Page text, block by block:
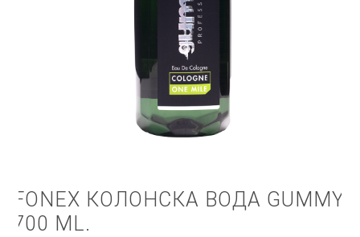
НАШИ БРЕНДОВИ ЗА КОЗМЕТИКА И ФРИЗЕРАЈ
ПОЛИТИКА И УСЛОВИ ЗА КОРИСТЕЊЕ
ПРОИЗВОДИ
FONEX КОЛОНСКА ВОДА GUMMY
700 ML.